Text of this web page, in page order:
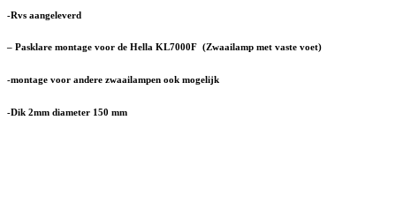
-Rvs aangeleverd
– Pasklare montage voor de Hella KL7000F (Zwaailamp met vaste voet)
-montage voor andere zwaailampen ook mogelijk
-Dik 2mm diameter 150 mm